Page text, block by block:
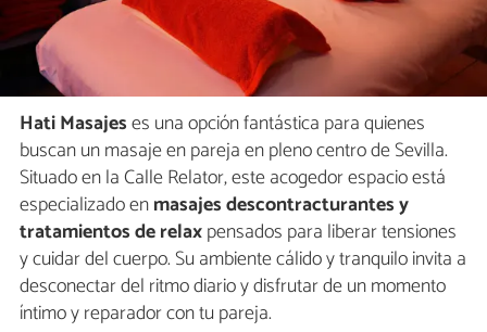
Hati Masajeses una opción fantástica para quienes
buscan un masaje en pareja en pleno centro de Sevilla.
Situado en la Calle Relator, este acogedor espacio está
especializado enmasajes descontracturantes y
tratamientos de relaxpensados para liberar tensiones
y cuidar del cuerpo. Su ambiente cálido y tranquilo invita a
desconectar del ritmo diario y disfrutar de un momento
íntimo y reparador con tu pareja.